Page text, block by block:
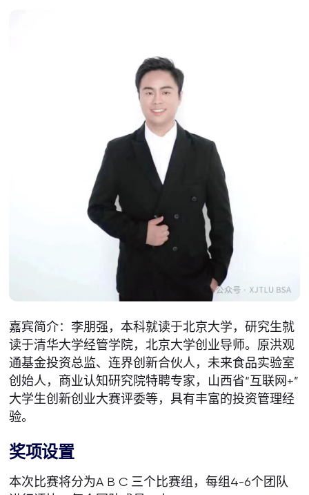
嘉宾简介：李朋强，本科就读于北京大学，研究生就
读于清华大学经管学院，北京大学创业导师。原洪观
通基金投资总监、连界创新合伙人，未来食品实验室
创始人，商业认知研究院特聘专家，山西省“互联网+”
大学生创新创业大赛评委等，具有丰富的投资管理经
验。
奖项设置
本次比赛将分为A B C 三个比赛组，每组4-6个团队